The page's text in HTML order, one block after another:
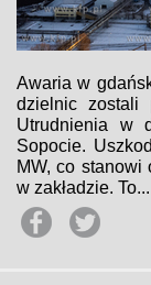
Awaria w
dzielnic zostali
Utrudnienia w
Sopocie.
MW, co stanowi
w zakładzie. To...